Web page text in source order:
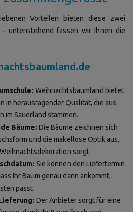
Vorteilen bieten diese zwei
untenstehend fassen wir Ihnen die
Weihnachtsbaumland bietet
in herausragender Qualität, die aus
im Sauerland stammen.
Bäume: Die Bäume zeichnen sich
und die makellose Optik aus,
sorgt.
Sie können den Liefertermin
Ihr Baum genau dann ankommt,
passt.
Der Anbieter sorgt für eine